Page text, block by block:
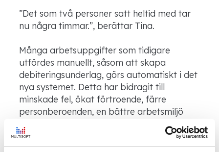
”Det som två personer satt heltid med tar
nu några timmar.”, berättar Tina.
Många arbetsuppgifter som tidigare
utfördes manuellt, såsom att skapa
debiteringsunderlag, görs automatiskt i det
nya systemet. Detta har bidragit till
minskade fel, ökat förtroende, färre
personberoenden, en bättre arbetsmiljö
och att gruppen har frigjort tid till att
utföra mer värdeskapande uppgifter.